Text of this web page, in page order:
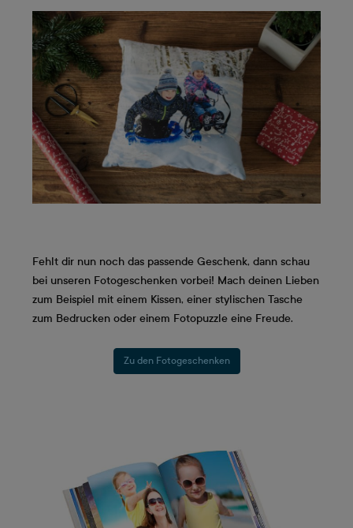
Fehlt dir nun noch das passende Geschenk, dann schau
bei unseren Fotogeschenken vorbei! Mach deinen Lieben
zum Beispiel mit einem Kissen, einer stylischen Tasche
zum Bedrucken oder einem Fotopuzzle eine Freude.
Zu den Fotogeschenken